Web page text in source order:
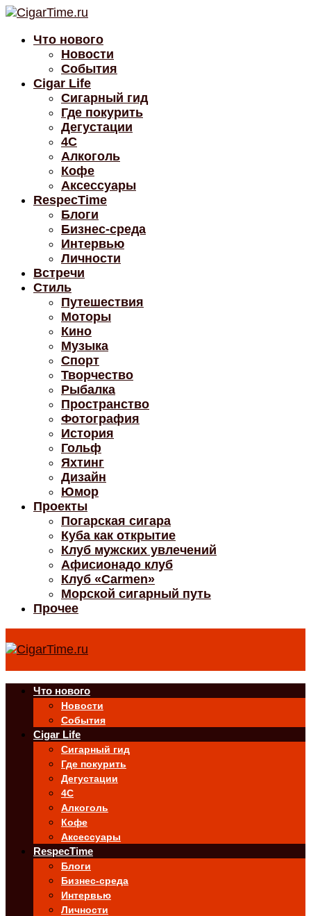
Что нового
Новости
События
Cigar Life
Сигарный гид
Где покурить
Дегустации
4C
Алкоголь
Кофе
Аксессуары
RespecTime
Блоги
Бизнес-среда
Интервью
Личности
Встречи
Стиль
Путешествия
Моторы
Кино
Музыка
Спорт
Творчество
Рыбалка
Пространство
Фотография
История
Гольф
Яхтинг
Дизайн
Юмор
Проекты
Погарская сигара
Куба как открытие
Клуб мужских увлечений
Афисионадо клуб
Клуб «Carmen»
Морской сигарный путь
Прочее
Что нового
Новости
События
Cigar Life
Сигарный гид
Где покурить
Дегустации
4C
Алкоголь
Кофе
Аксессуары
RespecTime
Блоги
Бизнес-среда
Интервью
Личности